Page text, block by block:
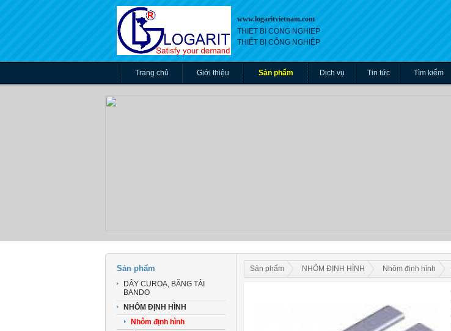
www.logaritvietnam.com
THIET BI CONG NGHIEP
THIẾT BỊ CÔNG NGHIỆP
Trang chủ Giới thiệu Sản phẩm Dịch vụ Tin tức Tìm kiếm
Sản phẩm
DÂY CUROA, BĂNG TẢI
BANDO
NHÔM ĐỊNH HÌNH
Nhôm định hình
Sản phẩm NHÔM ĐỊNH HÌNH Nhôm định hình